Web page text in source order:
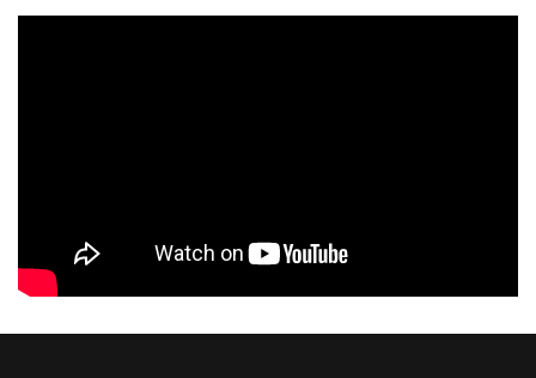
মাসের মধ্যে ভাতার আওতায় আসছেন আরও ২০০ ক্রীড়াবিদ: ক্রীড়া প্রতিমন্ত্রী
আগস্ট ৬, ২০২৬